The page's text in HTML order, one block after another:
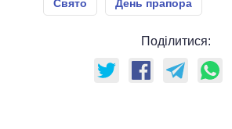
Свято День прапора
Поділитися: